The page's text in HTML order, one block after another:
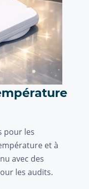
pour les
et à
avec des
les audits.